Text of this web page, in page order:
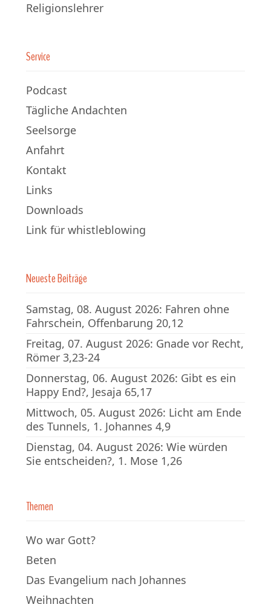
Religionslehrer
Service
Podcast
Tägliche Andachten
Seelsorge
Anfahrt
Kontakt
Links
Downloads
Link für whistleblowing
Neueste Beiträge
Samstag, 08. August 2026: Fahren ohne
Fahrschein, Offenbarung 20,12
Freitag, 07. August 2026: Gnade vor Recht,
Römer 3,23-24
Donnerstag, 06. August 2026: Gibt es ein
Happy End?, Jesaja 65,17
Mittwoch, 05. August 2026: Licht am Ende
des Tunnels, 1. Johannes 4,9
Dienstag, 04. August 2026: Wie würden
Sie entscheiden?, 1. Mose 1,26
Themen
Wo war Gott?
Beten
Das Evangelium nach Johannes
Weihnachten